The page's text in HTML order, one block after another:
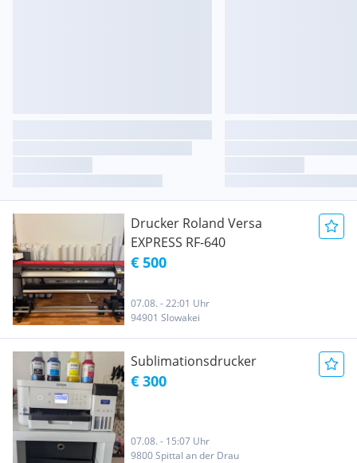
Drucker Roland Versa
EXPRESS RF-640
€ 500
07.08. - 22:01 Uhr
94901 Slowakei
Sublimationsdrucker
€ 300
07.08. - 15:07 Uhr
9800 Spittal an der Drau